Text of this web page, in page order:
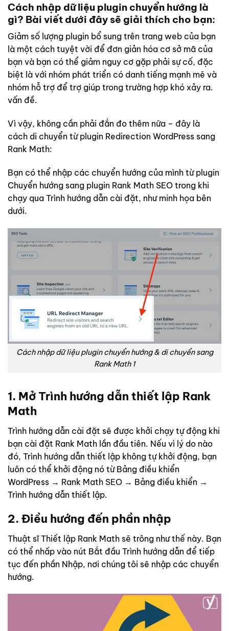
Cách nhập dữ liệu plugin chuyển hướng là
gì? Bài viết dưới đây sẽ giải thích cho bạn:
Giảm số lượng plugin bổ sung trên trang web của bạn
là một cách tuyệt vời để đơn giản hóa cơ sở mã của
bạn và bạn có thể giảm nguy cơ gặp phải sự cố, đặc
biệt là với nhóm phát triển có danh tiếng mạnh mẽ và
nhóm hỗ trợ để trợ giúp trong trường hợp khó xảy ra.
vấn đề.
Vì vậy, không cần phải đắn đo thêm nữa – đây là
cách di chuyển từ plugin Redirection WordPress sang
Rank Math:
Bạn có thể nhập các chuyển hướng của mình từ plugin
Chuyển hướng sang plugin Rank Math SEO trong khi
chạy qua Trình hướng dẫn cài đặt, như minh họa bên
dưới.
Cách nhập dữ liệu plugin chuyển hướng & di chuyển sang
Rank Math 1
1. Mở Trình hướng dẫn thiết lập Rank
Math
Trình hướng dẫn cài đặt sẽ được khởi chạy tự động khi
bạn cài đặt Rank Math lần đầu tiên. Nếu vì lý do nào
đó, Trình hướng dẫn thiết lập không tự khởi động, bạn
luôn có thể khởi động nó từ Bảng điều khiển
WordPress → Rank Math SEO → Bảng điều khiển →
Trình hướng dẫn thiết lập.
2. Điều hướng đến phần nhập
Thuật sĩ Thiết lập Rank Math sẽ trông như thế này. Bạn
có thể nhấp vào nút Bắt đầu Trình hướng dẫn để tiếp
tục đến phần Nhập, nơi chúng tôi sẽ nhập các chuyển
hướng.